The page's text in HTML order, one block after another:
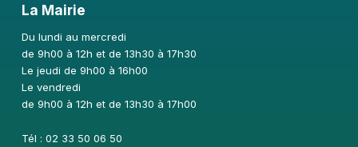
La Mairie
Du lundi au mercredi
de 9h00 à 12h et de 13h30 à 17h30
Le jeudi de 9h00 à 16h00
Le vendredi
de 9h00 à 12h et de 13h30 à 17h00
Tél : 02 33 50 06 50